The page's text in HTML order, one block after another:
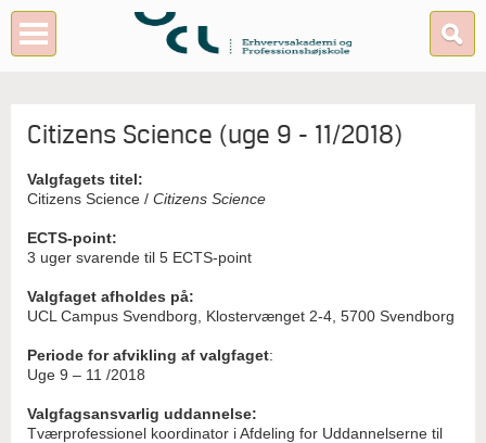
Citizens Science (uge 9 - 11/2018)
Valgfagets titel:
Citizens Science / Citizens Science
ECTS-point:
3 uger svarende til 5 ECTS-point
Valgfaget afholdes på:
UCL Campus Svendborg, Klostervænget 2-4, 5700 Svendborg
Periode for afvikling af valgfaget:
Uge 9 – 11 /2018
Valgfagsansvarlig uddannelse:
Tværprofessionel koordinator i Afdeling for Uddannelserne til